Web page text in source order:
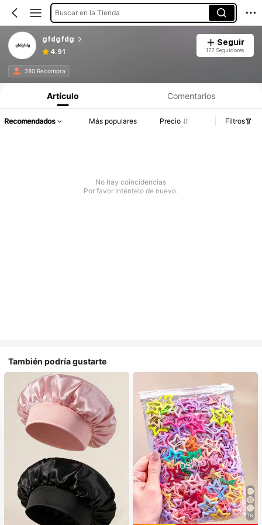
Buscar en la Tienda
gfdgfdg
4.91
Seguir
177 Seguidores
280 Recompra
Artículo Comentarios
Recomendados Más populares Precio Filtros
No hay coincidencias
Por favor inténtelo de nuevo.
También podría gustarte
16